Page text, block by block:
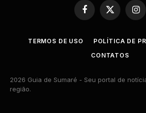
Facebook
X
(Twitter)
TERMOS DE USO
POLÍTICA DE
CONTATOS
2026 Guia de Sumaré - Seu portal de
região.